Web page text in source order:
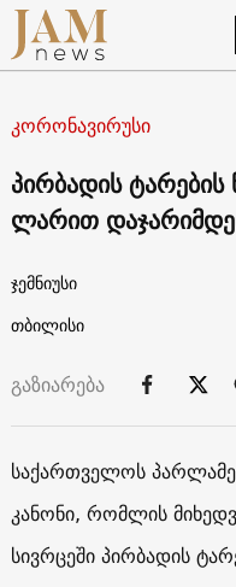
კორონავირუსი
პირბადის
ლარით
ჯემნიუსი
თბილისი
გაზიარება
საქართველოს
კანონი, რომლის
სივრცეში პირბადის